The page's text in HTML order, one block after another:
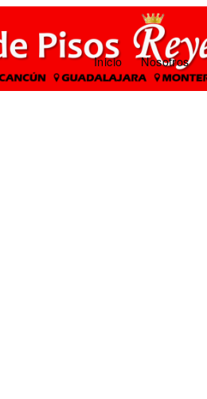
Inicio Nosotros